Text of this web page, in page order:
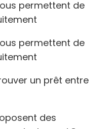
permettent de
permettent de
un prêt entre
des